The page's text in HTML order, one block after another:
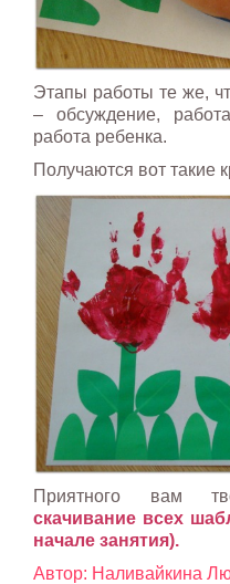
Этапы работы те же,
– обсуждение,
работа ребенка.
Получаются вот такие
Приятного вам
скачивание всех
начале занятия).
Автор: Наливайкина